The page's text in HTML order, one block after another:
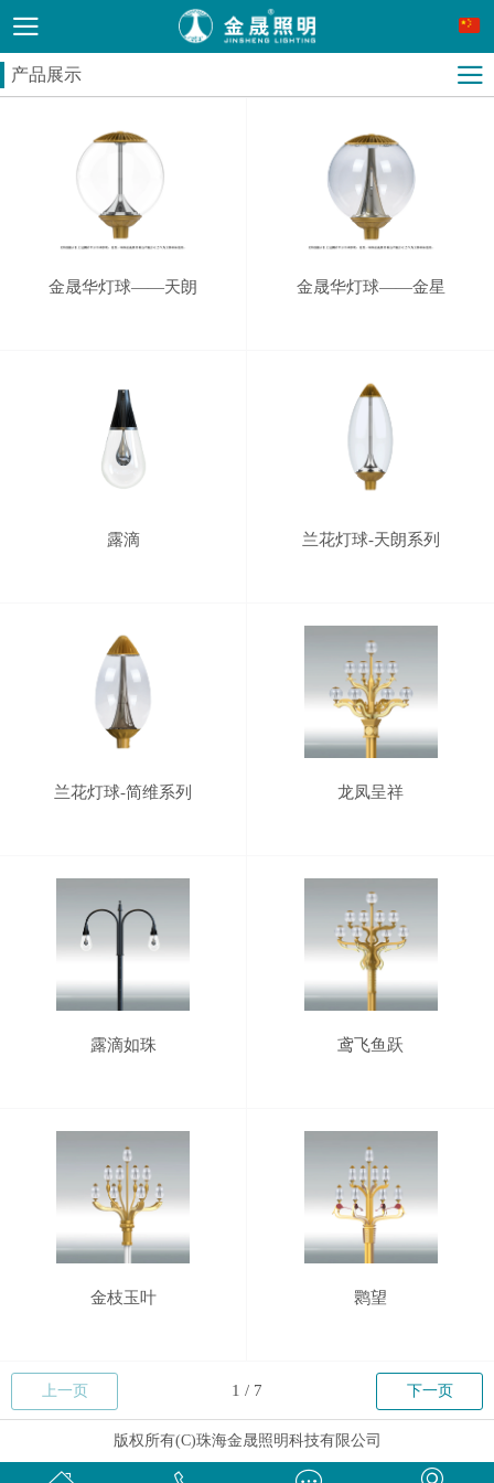
产品展示
金晟华灯球——天朗 金晟华灯球——金星
露滴 兰花灯球-天朗系列
兰花灯球-简维系列 龙凤呈祥
露滴如珠 鸢飞鱼跃
金枝玉叶 鹮望
上一页 下一页
版权所有(C)珠海金晟照明科技有限公司